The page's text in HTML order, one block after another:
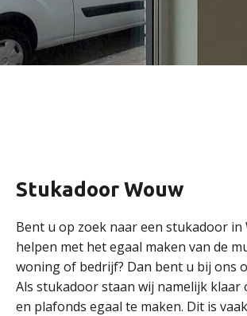
Stukadoor Wouw
Bent u op zoek naar een stukadoor in
helpen met het egaal maken van de
woning of bedrijf? Dan bent u bij ons
Als stukadoor staan wij namelijk klaar
en plafonds egaal te maken. Dit is